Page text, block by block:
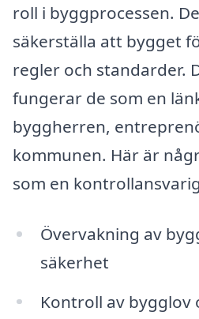
roll i byggprocessen.
säkerställa att bygget
regler och standarder.
fungerar de som en
byggherren,
kommunen. Här är
som en
Övervakning av
säkerhet
Kontroll av bygglov